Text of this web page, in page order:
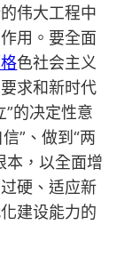
伟大工程中
用。要全面
色社会主义
求和新时代
”的决定性意
”、做到“两
本，以全面增
硬、适应新
建设能力的